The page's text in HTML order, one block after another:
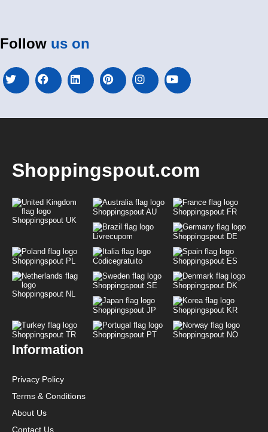
Follow us on
Shoppingspout.com
Shoppingspout UK
Shoppingspout AU Shoppingspout FR
Livrecupom Shoppingspout DE
Shoppingspout PL Codicegratuito Shoppingspout ES
Shoppingspout NL
Shoppingspout SE Shoppingspout DK
Shoppingspout JP Shoppingspout KR
Shoppingspout TR Shoppingspout PT Shoppingspout NO
Information
Privacy Policy
Terms & Conditions
About Us
Contact Us